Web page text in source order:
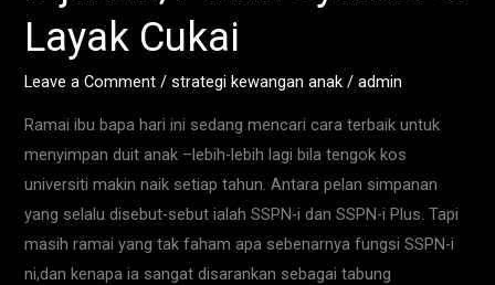
Layak Cukai
Leave a Comment /strategi kewangan anak /admin
Ramai ibu bapa hari ini sedang mencari cara terbaik untuk
menyimpan duit anak –lebih-lebih lagi bila tengok kos
universiti makin naik setiap tahun. Antara pelan simpanan
yang selalu disebut-sebut ialah SSPN-i dan SSPN-i Plus. Tapi
masih ramai yang tak faham apa sebenarnya fungsi SSPN-i
ni,dan kenapa ia sangat disarankan sebagai tabung
Yang
Dijamin,
Patuh
&
Layak
Cukai